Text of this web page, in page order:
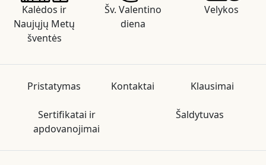
Kalėdos ir
Naujųjų Metų
šventės
Šv. Valentino
diena
Velykos
Pristatymas Kontaktai Klausimai
Sertifikatai ir
apdovanojimai
Šaldytuvas